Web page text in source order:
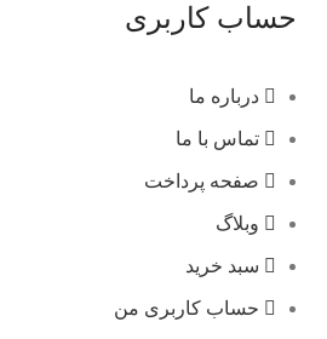
حساب کاربری
درباره ما
تماس با ما
صفحه پرداخت
وبلاگ
سبد خرید
حساب کاربری من